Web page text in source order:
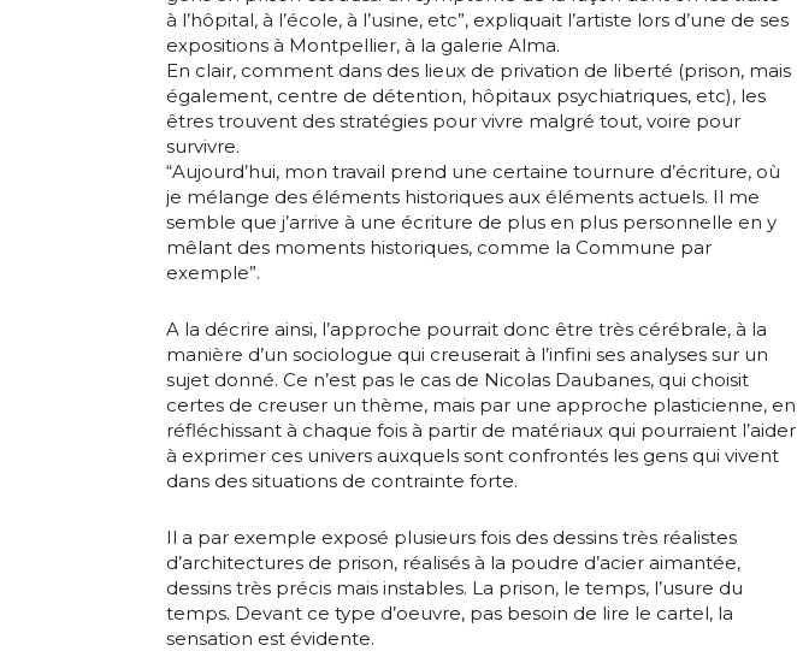
Prénom
J'accepte lestermes et conditions
* Champ obligatoire
Adresse email*
Nom
Prénom
J'accepte lestermes et conditions
* Champ obligatoire
à l’hôpital, à l’école, à l’usine, etc”, expliquait l’artiste lors d’une de ses
expositions à Montpellier, à la galerie Alma.
En clair, comment dans des lieux de privation de liberté (prison, mais
également, centre de détention, hôpitaux psychiatriques, etc), les
êtres trouvent des stratégies pour vivre malgré tout, voire pour
survivre.
“Aujourd’hui, mon travail prend une certaine tournure d’écriture, où
je mélange des éléments historiques aux éléments actuels. Il me
semble que j’arrive à une écriture de plus en plus personnelle en y
mêlant des moments historiques, comme la Commune par
exemple”.
A la décrire ainsi, l’approche pourrait donc être très cérébrale, à la
manière d’un sociologue qui creuserait à l’infini ses analyses sur un
sujet donné. Ce n’est pas le cas de Nicolas Daubanes, qui choisit
certes de creuser un thème, mais par une approche plasticienne, en
réfléchissant à chaque fois à partir de matériaux qui pourraient l’aider
à exprimer ces univers auxquels sont confrontés les gens qui vivent
dans des situations de contrainte forte.
Il a par exemple exposé plusieurs fois des dessins très réalistes
d’architectures de prison, réalisés à la poudre d’acier aimantée,
dessins très précis mais instables. La prison, le temps, l’usure du
temps. Devant ce type d’oeuvre, pas besoin de lire le cartel, la
sensation est évidente.